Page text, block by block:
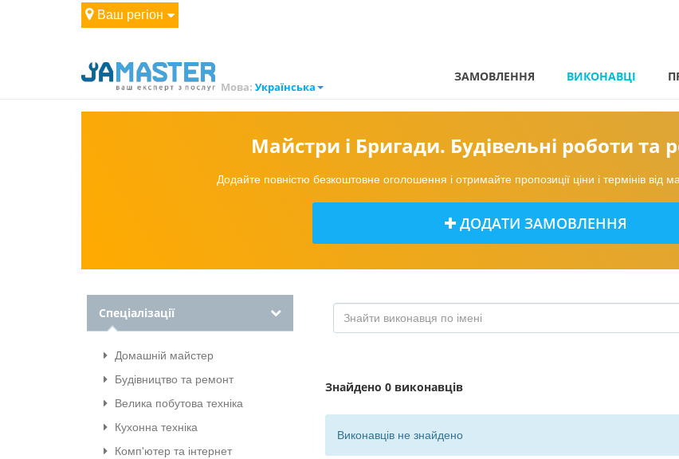
Ваш регіон
Мова: Українська
ЗАМОВЛЕННЯ ВИКОНАВЦІ
Майстри і Бригади. Будівельні роботи та
Додайте повністю безкоштовне оголошення і отримайте пропозиції ціни і термінів від
ДОДАТИ ЗАМОВЛЕННЯ
Спеціалізації
Домашній майстер
Будівництво та ремонт
Велика побутова техніка
Кухонна техніка
Комп'ютер та інтернет
Знайдено 0 виконавців
Виконавців не знайдено